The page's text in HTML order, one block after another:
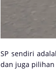
SP sendiri
dan juga pilihan